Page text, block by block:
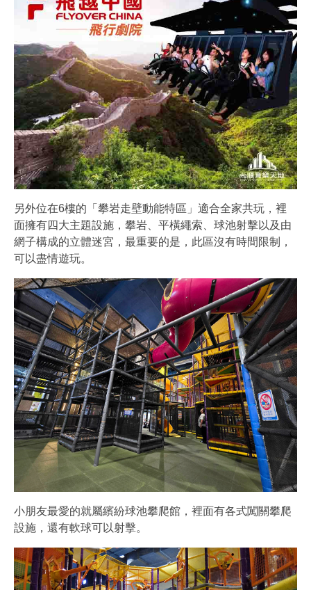
另外位在6樓的「攀岩走壁動能特區」適合全家共玩，裡
面擁有四大主題設施，攀岩、平橫繩索、球池射擊以及由
網子構成的立體迷宮，最重要的是，此區沒有時間限制，
可以盡情遊玩。
小朋友最愛的就屬繽紛球池攀爬館，裡面有各式闖關攀爬
設施，還有軟球可以射擊。